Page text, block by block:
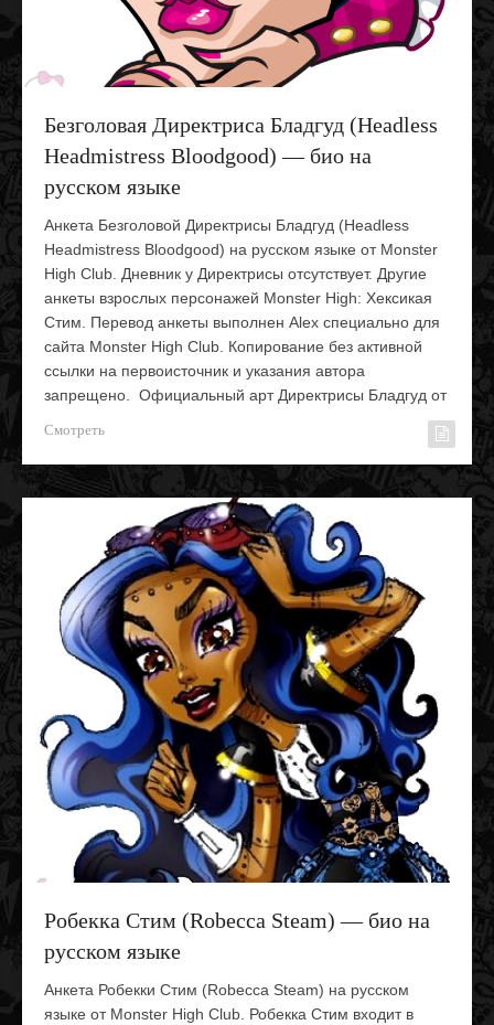
Безголовая Директриса Бладгуд (Headless
Headmistress Bloodgood) — био на
русском языке
Анкета Безголовой Директрисы Бладгуд (Headless
Headmistress Bloodgood) на русском языке от Monster
High Club. Дневник у Директрисы отсутствует. Другие
анкеты взрослых персонажей Monster High: Хексикая
Стим. Перевод анкеты выполнен Alex специально для
сайта Monster High Club. Копирование без активной
ссылки на первоисточник и указания автора
запрещено. Официальный арт Директрисы Бладгуд от
Смотреть
Робекка Стим (Robecca Steam) — био на
русском языке
Анкета Робекки Стим (Robecca Steam) на русском
языке от Monster High Club. Робекка Стим входит в